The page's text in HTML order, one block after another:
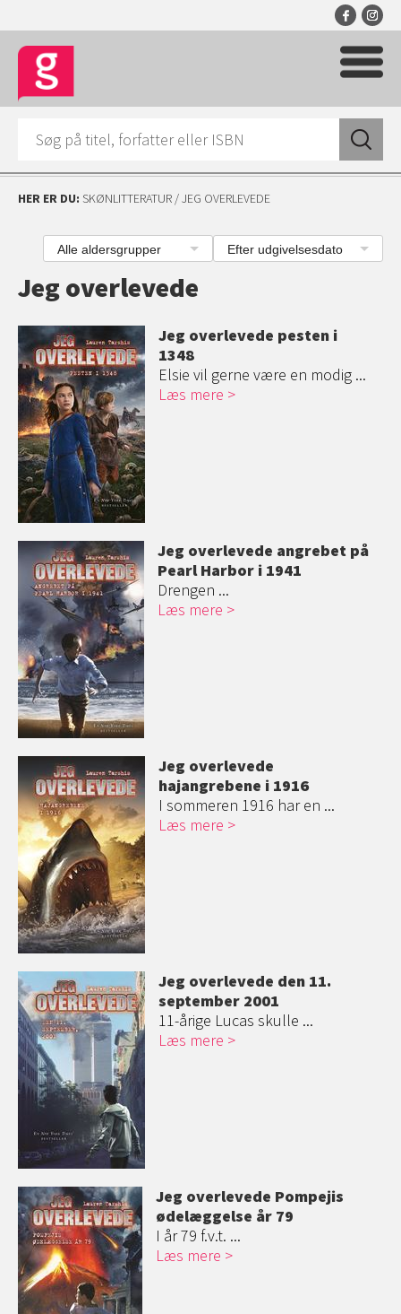
HER ER DU: SKØNLITTERATUR / JEG OVERLEVEDE
Efter udgivelsesdato
Alle aldersgrupper
Jeg overlevede
Jeg overlevede pesten i
1348
Elsie vil gerne være en modig ...
Læs mere
Jeg overlevede angrebet på
Pearl Harbor i 1941
Drengen ...
Læs mere
Jeg overlevede
hajangrebene i 1916
I sommeren 1916 har en ...
Læs mere
Jeg overlevede den 11.
september 2001
11-årige Lucas skulle ...
Læs mere
Jeg overlevede Pompejis
ødelæggelse år 79
I år 79 f.v.t. ...
Læs mere